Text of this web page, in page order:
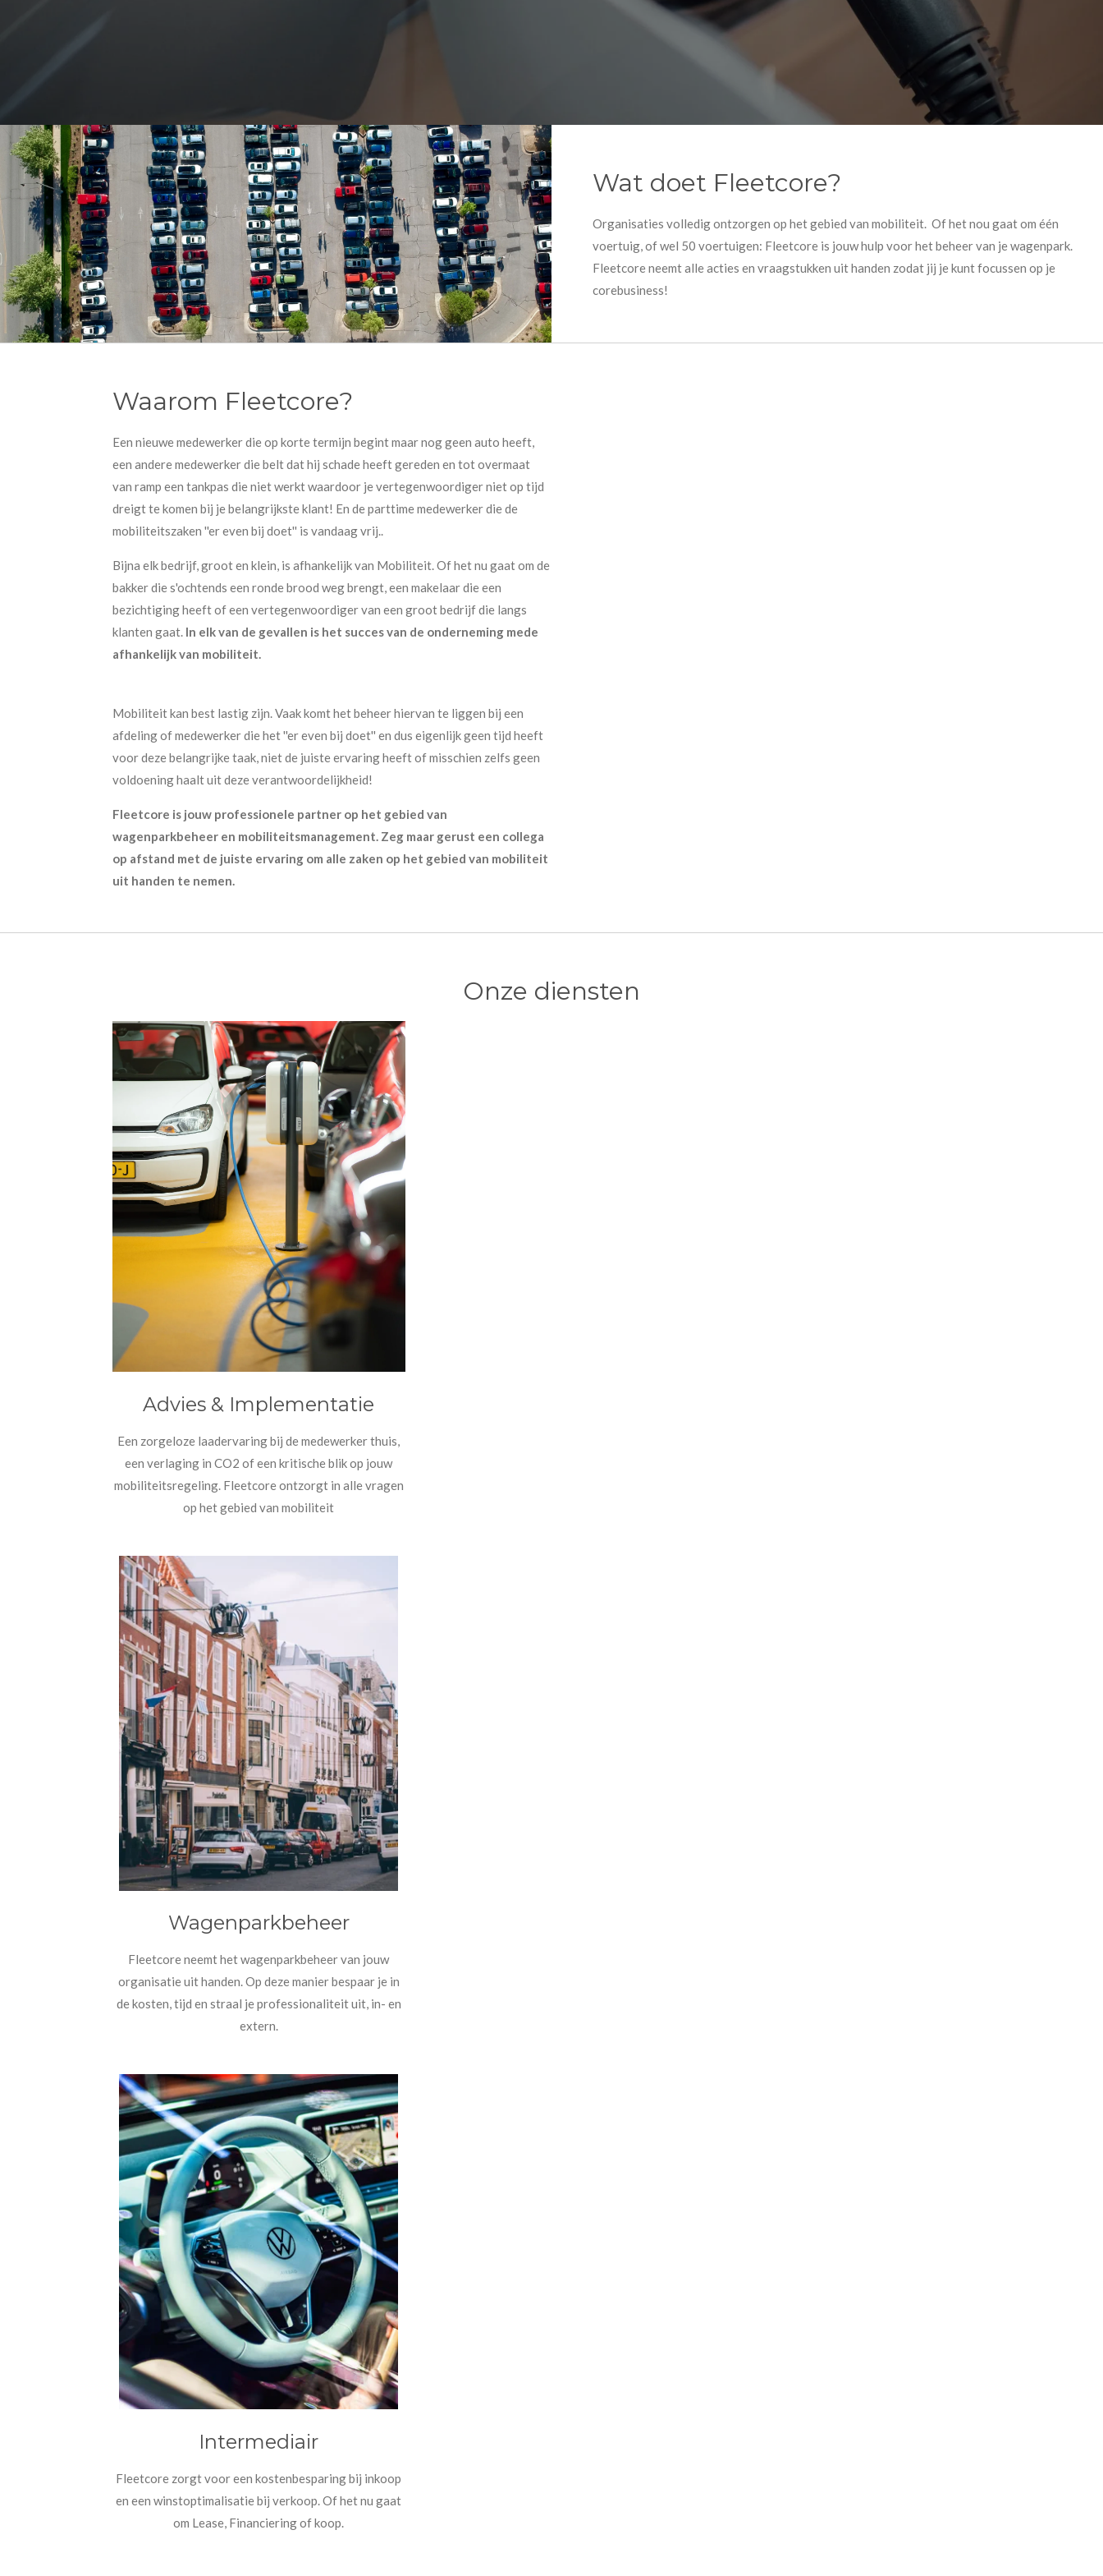
Wat doet Fleetcore?
Organisaties volledig ontzorgen op het gebied van mobiliteit. Of het nou gaat om één
voertuig, of wel 50 voertuigen: Fleetcore is jouw hulp voor het beheer van je wagenpark.
Fleetcore neemt alle acties en vraagstukken uit handen zodat jij je kunt focussen op je
corebusiness!
Waarom Fleetcore?
Een nieuwe medewerker die op korte termijn begint maar nog geen auto heeft,
een andere medewerker die belt dat hij schade heeft gereden en tot overmaat
van ramp een tankpas die niet werkt waardoor je vertegenwoordiger niet op tijd
dreigt te komen bij je belangrijkste klant! En de parttime medewerker die de
mobiliteitszaken ''er even bij doet'' is vandaag vrij..
Bijna elk bedrijf, groot en klein, is afhankelijk van Mobiliteit. Of het nu gaat om de
bakker die s'ochtends een ronde brood weg brengt, een makelaar die een
bezichtiging heeft of een vertegenwoordiger van een groot bedrijf die langs
klanten gaat. In elk van de gevallen is het succes van de onderneming mede
afhankelijk van mobiliteit.
Mobiliteit kan best lastig zijn. Vaak komt het beheer hiervan te liggen bij een
afdeling of medewerker die het ''er even bij doet'' en dus eigenlijk geen tijd heeft
voor deze belangrijke taak, niet de juiste ervaring heeft of misschien zelfs geen
voldoening haalt uit deze verantwoordelijkheid!
Fleetcore is jouw professionele partner op het gebied van
wagenparkbeheer en mobiliteitsmanagement. Zeg maar gerust een collega
op afstand met de juiste ervaring om alle zaken op het gebied van mobiliteit
uit handen te nemen.
Onze diensten
Advies & Implementatie
Een zorgeloze laadervaring bij de medewerker thuis,
een verlaging in CO2 of een kritische blik op jouw
mobiliteitsregeling. Fleetcore ontzorgt in alle vragen
op het gebied van mobiliteit
Wagenparkbeheer
Fleetcore neemt het wagenparkbeheer van jouw
organisatie uit handen. Op deze manier bespaar je in
de kosten, tijd en straal je professionaliteit uit, in- en
extern.
Intermediair
Fleetcore zorgt voor een kostenbesparing bij inkoop
en een winstoptimalisatie bij verkoop. Of het nu gaat
om Lease, Financiering of koop.